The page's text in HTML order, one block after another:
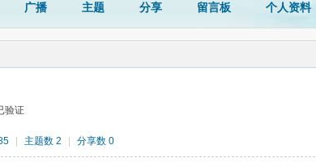
广播 主题 分享 留言板 个人资料
验证
主题数 2 分享数 0